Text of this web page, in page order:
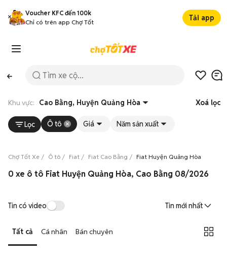
Voucher KFC đến 100k
Chỉ có trên app Chợ Tốt
Tải app
Khu vực: Cao Bằng, Huyện Quảng Hòa Xoá lọc
Lọc Ô tô Giá Năm sản xuất
Chợ Tốt Xe Ô tô Fiat Fiat Cao Bằng Fiat Huyện Quảng Hòa
0 xe ô tô Fiat Huyện Quảng Hòa, Cao Bằng 08/2026
Tin có video Tin mới nhất
Tất cả Cá nhân Bán chuyên